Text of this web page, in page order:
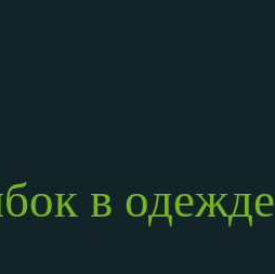
в одежде